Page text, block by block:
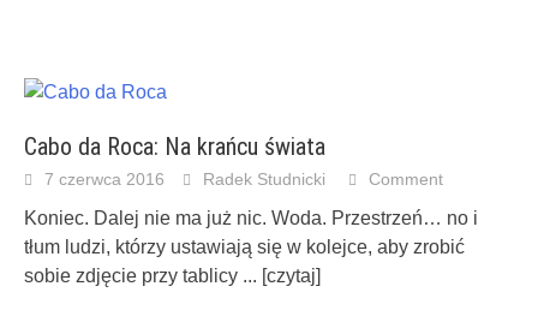
Cabo da Roca: Na krańcu świata
7 czerwca 2016 Radek Studnicki Comment
Koniec. Dalej nie ma już nic. Woda. Przestrzeń… no i
tłum ludzi, którzy ustawiają się w kolejce, aby zrobić
sobie zdjęcie przy tablicy ... [czytaj]